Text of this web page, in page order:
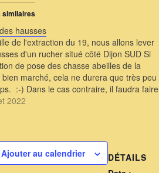
similaires
hausses
de l'extraction du 19, nous allons lever
d'un rucher situé côté Dijon SUD Si
de pose des chasse abeilles de la
bien marché, cela ne durera que très peu
:-) Dans le cas contraire, il faudra faire
,…
2022
Ajouter au calendrier
DÉTAILS